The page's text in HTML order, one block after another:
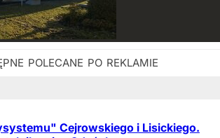
Cejrowskiego i Lisickiego.